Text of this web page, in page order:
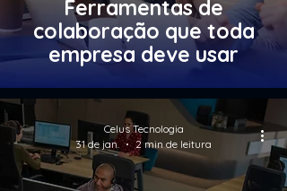
Ferramentas de
colaboração que toda
empresa deve usar
Celus Tecnologia
31 de jan.
2 min de leitura